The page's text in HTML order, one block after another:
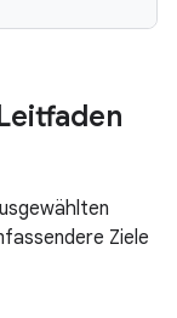
Ziele